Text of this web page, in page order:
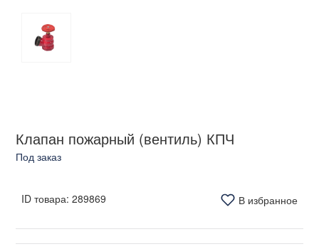
Клапан пожарный (вентиль) КПЧ
Под заказ
ID товара:289869 В избранное